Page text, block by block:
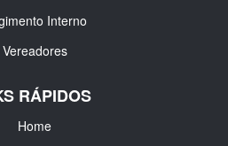
Interno
Vereadores
RÁPIDOS
Home